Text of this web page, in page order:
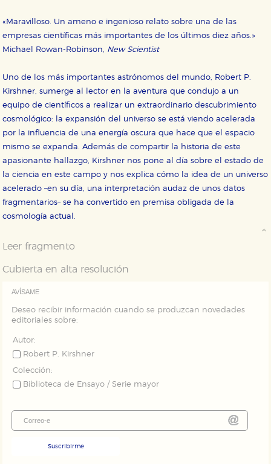
«Maravilloso. Un ameno e ingenioso relato sobre una de las
empresas científicas más importantes de los últimos diez años.»
Michael Rowan-Robinson, New Scientist
Uno de los más importantes astrónomos del mundo, Robert P.
Kirshner, sumerge al lector en la aventura que condujo a un
equipo de científicos a realizar un extraordinario descubrimiento
cosmológico: la expansión del universo se está viendo acelerada
por la influencia de una energía oscura que hace que el espacio
mismo se expanda. Además de compartir la historia de este
apasionante hallazgo, Kirshner nos pone al día sobre el estado de
la ciencia en este campo y nos explica cómo la idea de un universo
acelerado –en su día, una interpretación audaz de unos datos
fragmentarios– se ha convertido en premisa obligada de la
cosmología actual.
Leer fragmento
Cubierta en alta resolución
AVÍSAME
Deseo recibir información cuando se produzcan novedades
editoriales sobre:
Autor:
Robert P. Kirshner
Colección:
Biblioteca de Ensayo / Serie mayor
Suscribirme
CONFIGURACIÓN DE COOKIES
HABILITAR TODO RECHAZAR TODO
Cookies necesarias
Estas cookies son necesarias para que nuestro sitio
web funcione y no es posible deshabilitarlas desde
nuestro sistema. Es posible hacerlo desde el
navegador, pero en ese caso es posible que algunas
áreas de nuestra web dejen de funcionar
correctamente.
Cookies de rendimiento y analíticas
Estas cookies se utilizan para mejorar su experiencia
de navegación y optimizar el funcionamiento de
nuestro sitio web. Almacenan configuraciones de
vez que nos visita. La información es agregada y, por lo
Cookies de publicidad y redes sociales
publicitarios y se utilizan para mostrar publicidad
que se basan en la identificación única de su
GUARDAR CONFIGURACIÓN
Puede consultar nuestrapolítica de cookies